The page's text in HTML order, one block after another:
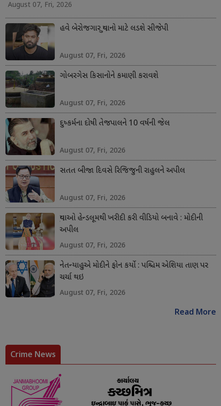
August 07, Fri, 2026
હવે બેરોજગાર યુવાનો માટે લડશે સીજેપી
August 07, Fri, 2026
ગોબરગેસ કિસાનોને કમાણી કરાવશે
August 07, Fri, 2026
દુષ્કર્મના દોષી તેજપાલને 10 વર્ષની જેલ
August 07, Fri, 2026
સતત બીજા દિવસે રિજિજુની રાહુલને અપીલ
August 07, Fri, 2026
યુવાઓ હેન્ડલૂમથી ખરીદી કરી વીડિયો બનાવે : મોદીની
અપીલ
August 07, Fri, 2026
નેતન્યાહુએ મોદીને ફોન કર્યો : પશ્ચિમ એશિયા તાણ પર
ચર્ચા થઇ
August 07, Fri, 2026
Read More
Crime News